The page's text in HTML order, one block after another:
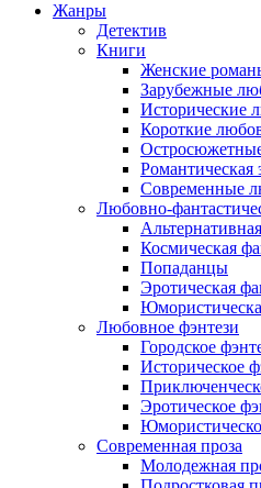
Жанры
Детектив
Книги
Женские
Зарубежные
Исторические
Короткие
Романтическая
Современные
Любовно-
Космическая
Попаданцы
Эротическая
Любовное фэнтези
Городское
Историческое
Эротическое
Современная проза
Молодежная